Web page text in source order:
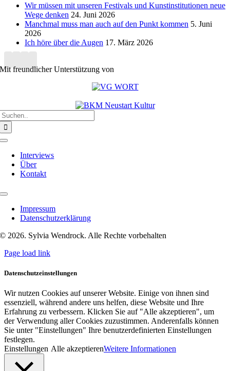
Wir müssen mit unseren Festivals und Kunstinstitutionen neue
Wege denken 24. Juni 2026
Manchmal muss man auch auf den Punkt kommen 5. Juni
2026
Ich höre über die Augen 17. März 2026
Mit freundlicher Unterstützung von
Toggle
NavigationInterviews
Über
Kontakt
Toggle
NavigationImpressum
Datenschutzerklärung
© 2026. Sylvia Wendrock. Alle Rechte vorbehalten
Page load link
Datenschutzeinstellungen
Wir nutzen Cookies auf unserer Website. Einige von ihnen sind
essenziell, während andere uns helfen, diese Website und Ihre
Erfahrung zu verbessern. Klicken Sie auf "Alle akzeptieren", um
der Verwendung aller Cookies zuzustimmen. Anderenfalls können
Sie unter "Einstellungen" Ihre benutzerdefinierten Einstellungen
festlegen.
Einstellungen Alle akzeptierenWeitere Informationen